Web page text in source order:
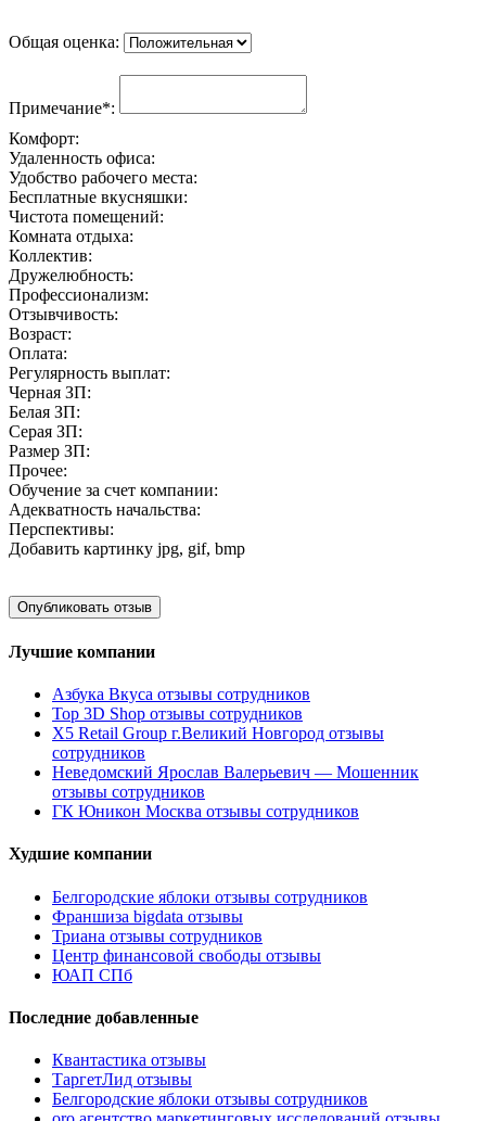
Общая оценка:
Примечание*:
Комфорт:
Удаленность офиса:
Удобство рабочего места:
Бесплатные вкусняшки:
Чистота помещений:
Комната отдыха:
Коллектив:
Дружелюбность:
Профессионализм:
Отзывчивость:
Возраст:
Оплата:
Регулярность выплат:
Черная ЗП:
Белая ЗП:
Серая ЗП:
Размер ЗП:
Прочее:
Обучение за счет компании:
Адекватность начальства:
Перспективы:
Добавить картинку jpg, gif, bmp
Лучшие компании
Азбука Вкуса отзывы сотрудников
Top 3D Shop отзывы сотрудников
X5 Retail Group г.Великий Новгород отзывы
сотрудников
Неведомский Ярослав Валерьевич — Мошенник
отзывы сотрудников
ГК Юникон Москва отзывы сотрудников
Худшие компании
Белгородские яблоки отзывы сотрудников
Франшиза bigdata отзывы
Триана отзывы сотрудников
Центр финансовой свободы отзывы
ЮАП СПб
Последние добавленные
Квантастика отзывы
ТаргетЛид отзывы
Белгородские яблоки отзывы сотрудников